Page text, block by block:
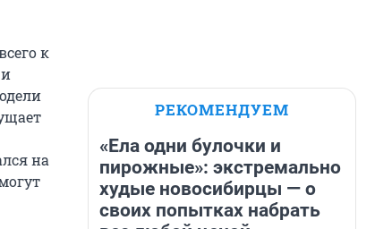
к
на
РЕКОМЕНДУЕМ
«Ела одни булочки и
пирожные»: экстремально
худые новосибирцы — о
своих попытках набрать